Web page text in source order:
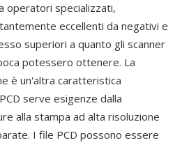
operatori specializzati,
eccellenti da negativi e
superiori a quanto gli scanner
potessero ottenere. La
è un'altra caratteristica
serve esigenze dalla
alla stampa ad alta risoluzione
I file PCD possono essere